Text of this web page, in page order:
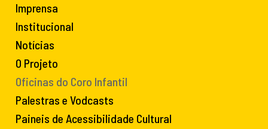
Imprensa
Institucional
Notícias
O Projeto
Oficinas do Coro Infantil
Palestras e Vodcasts
Paineis de Acessibilidade Cultural